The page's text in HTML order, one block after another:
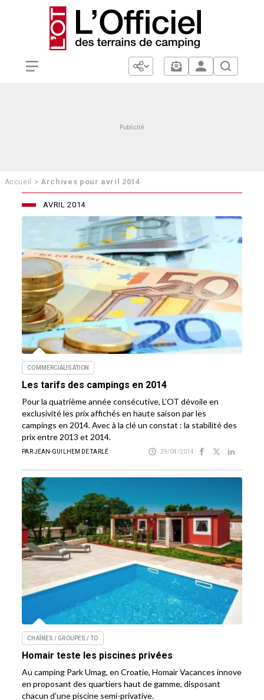
Accueil >Archives pour avril 2014
AVRIL 2014
COMMERCIALISATION
Les tarifs des campings en 2014
Pour la quatrième année consécutive, L’OT dévoile en
exclusivité les prix affichés en haute saison par les
campings en 2014. Avec à la clé un constat : la stabilité des
prix entre 2013 et 2014.
PAR JEAN-GUILHEM DE TARLÉ 29/04/2014
CHAÎNES / GROUPES / TO
Homair teste les piscines privées
Au camping Park Umag, en Croatie, Homair Vacances innove
en proposant des quartiers haut de gamme, disposant
chacun d’une piscine semi-privative.